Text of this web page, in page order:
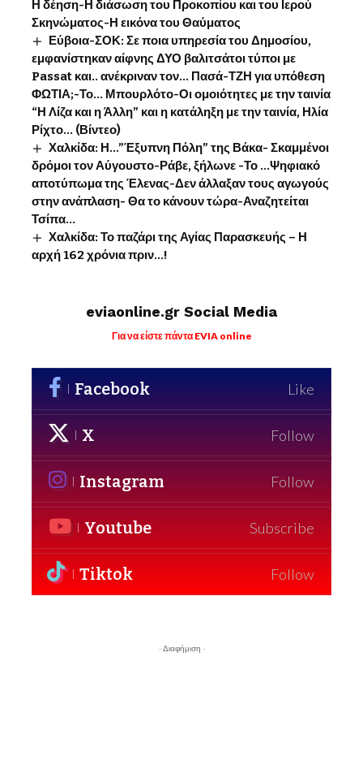
Η δέηση-Η διάσωση του Προκοπίου και του Ιερού
Σκηνώματος-Η εικόνα του Θαύματος
Εύβοια-ΣΟΚ: Σε ποια υπηρεσία του Δημοσίου,
εμφανίστηκαν αίφνης ΔΥΟ βαλιτσάτοι τύποι με
Passat και.. ανέκριναν τον… Πασά-ΤΖΗ για υπόθεση
ΦΩΤΙΑ;-Το… Μπουρλότο-Οι ομοιότητες με την ταινία
“Η Λίζα και η Άλλη” και η κατάληξη με την ταινία, Ηλία
Ρίχτο… (Βίντεο)
Χαλκίδα: Η…”Έξυπνη Πόλη” της Βάκα- Σκαμμένοι
δρόμοι τον Αύγουστο-Ράβε, ξήλωνε -Το …Ψηφιακό
αποτύπωμα της Έλενας-Δεν άλλαξαν τους αγωγούς
στην ανάπλαση- Θα το κάνουν τώρα-Αναζητείται
Τσίπα…
Χαλκίδα: Το παζάρι της Αγίας Παρασκευής – Η
αρχή 162 χρόνια πριν…!
eviaonline.gr Social Media
Για να είστε πάντα EVIA online
Facebook Like
X Follow
Instagram Follow
Youtube Subscribe
Tiktok Follow
- Διαφήμιση -